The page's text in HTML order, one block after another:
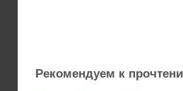
Рекомендуем к